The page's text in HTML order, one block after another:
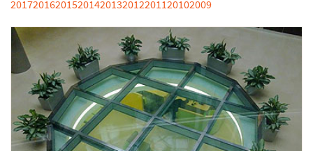
201720162015201420132012201120102009